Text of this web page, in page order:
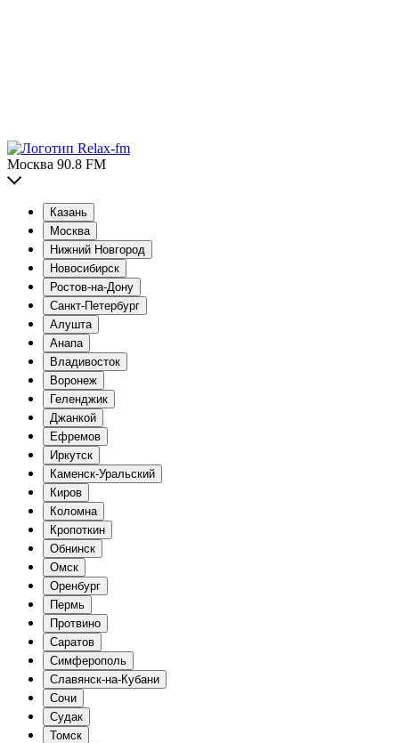
Москва 90.8 FM
Казань
Москва
Нижний Новгород
Новосибирск
Ростов-на-Дону
Санкт-Петербург
Алушта
Анапа
Владивосток
Воронеж
Геленджик
Джанкой
Ефремов
Иркутск
Каменск-Уральский
Киров
Коломна
Кропоткин
Обнинск
Омск
Оренбург
Пермь
Протвино
Саратов
Симферополь
Славянск-на-Кубани
Сочи
Судак
Томск